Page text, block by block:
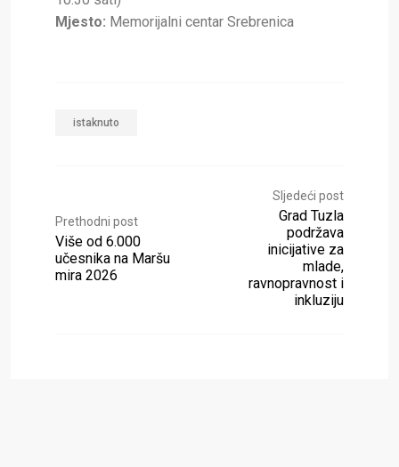
Mjesto: Memorijalni centar Srebrenica
istaknuto
Prethodni post
Više od 6.000
učesnika na Maršu
mira 2026
Sljedeći post
Grad Tuzla
podržava
inicijative za
mlade,
ravnopravnost i
inkluziju